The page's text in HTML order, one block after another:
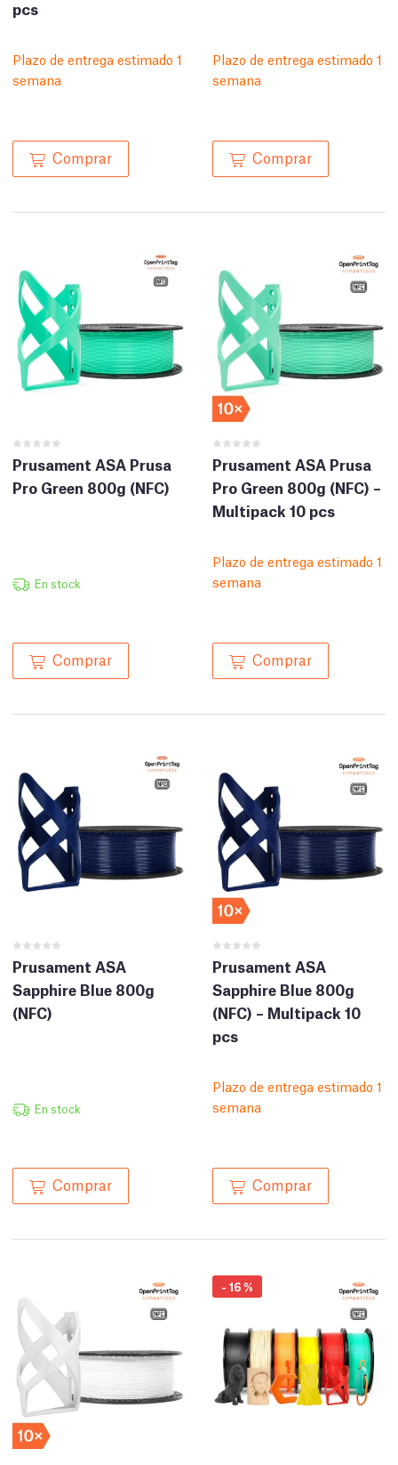
pcs
Plazo de entrega estimado 1
semana
Comprar
Plazo de entrega estimado 1
semana
Comprar
Prusament ASA Prusa
Pro Green 800g (NFC)
En stock
Comprar
Prusament ASA Prusa
Pro Green 800g (NFC) –
Multipack 10 pcs
Plazo de entrega estimado 1
semana
Comprar
Prusament ASA
Sapphire Blue 800g
(NFC)
En stock
Comprar
Prusament ASA
Sapphire Blue 800g
(NFC) – Multipack 10
pcs
Plazo de entrega estimado 1
semana
Comprar
- 16%